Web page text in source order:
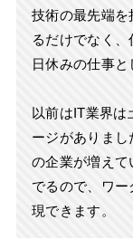
技術の最先端
るだけでなく
日休みの仕事と
以前はIT業界は
ージがありま
の企業が増え
でるので、ワ
現できます。